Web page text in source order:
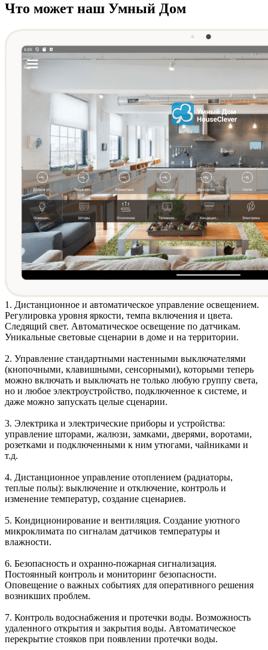
Что может наш Умный Дом
1. Дистанционное и автоматическое управление освещением.
Регулировка уровня яркости, темпа включения и цвета.
Следящий свет. Автоматическое освещение по датчикам.
Уникальные световые сценарии в доме и на территории.
2. Управление стандартными настенными выключателями
(кнопочными, клавишными, сенсорными), которыми теперь
можно включать и выключать не только любую группу света,
но и любое электроустройство, подключенное к системе, и
даже можно запускать целые сценарии.
3. Электрика и электрические приборы и устройства:
управление шторами, жалюзи, замками, дверями, воротами,
розетками и подключенными к ним утюгами, чайниками и
т.д.
4. Дистанционное управление отоплением (радиаторы,
теплые полы): выключение и отключение, контроль и
изменение температур, создание сценариев.
5. Кондиционирование и вентиляция. Создание уютного
микроклимата по сигналам датчиков температуры и
влажности.
6. Безопасность и охранно-пожарная сигнализация.
Постоянный контроль и мониторинг безопасности.
Оповещение о важных событиях для оперативного решения
возникших проблем.
7. Контроль водоснабжения и протечки воды. Возможность
удаленного открытия и закрытия воды. Автоматическое
перекрытие стояков при появлении протечки воды.